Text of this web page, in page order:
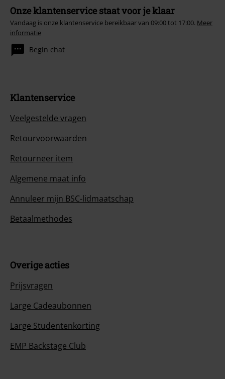
Onze klantenservice staat voor je klaar
Vandaag is onze klantenservice bereikbaar van 09:00 tot 17:00. Meer
informatie
Begin chat
Klantenservice
Veelgestelde vragen
Retourvoorwaarden
Retourneer item
Algemene maat info
Annuleer mijn BSC-lidmaatschap
Betaalmethodes
Overige acties
Prijsvragen
Large Cadeaubonnen
Large Studentenkorting
EMP Backstage Club